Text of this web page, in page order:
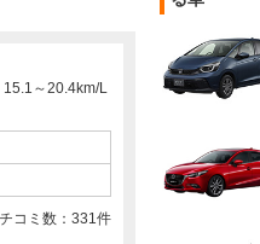
～20.4km/L
コミ数： 331件